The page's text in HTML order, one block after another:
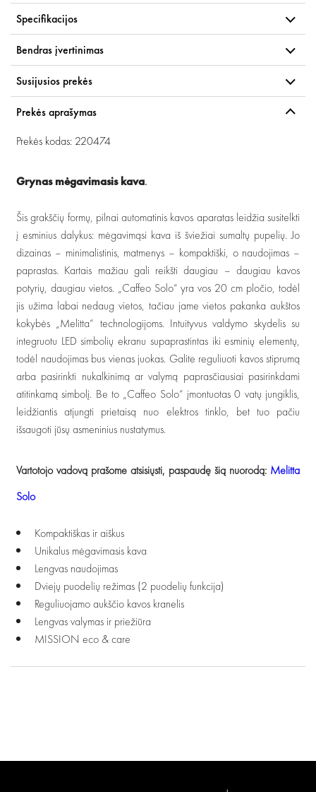
Specifikacijos
Bendras įvertinimas
Susijusios prekės
Prekės aprašymas
Prekės kodas: 220474
Grynas mėgavimasis kava.
Šis grakščių formų, pilnai automatinis kavos aparatas leidžia susitelkti
į esminius dalykus: mėgavimąsi kava iš šviežiai sumaltų pupelių. Jo
dizainas – minimalistinis, matmenys – kompaktiški, o naudojimas –
paprastas. Kartais mažiau gali reikšti daugiau – daugiau kavos
potyrių, daugiau vietos. „Caffeo Solo“ yra vos 20 cm pločio, todėl
jis užima labai nedaug vietos, tačiau jame vietos pakanka aukštos
kokybės „Melitta“ technologijoms. Intuityvus valdymo skydelis su
integruotu LED simbolių ekranu supaprastintas iki esminių elementų,
todėl naudojimas bus vienas juokas. Galite reguliuoti kavos stiprumą
arba pasirinkti nukalkinimą ar valymą paprasčiausiai pasirinkdami
atitinkamą simbolį. Be to „Caffeo Solo“ įmontuotas 0 vatų jungiklis,
leidžiantis atjungti prietaisą nuo elektros tinklo, bet tuo pačiu
išsaugoti jūsų asmeninius nustatymus.
Vartotojo vadovą prašome atsisiųsti, paspaudę šią nuorodą: Melitta
Solo
Kompaktiškas ir aiškus
Unikalus mėgavimasis kava
Lengvas naudojimas
Dviejų puodelių režimas (2 puodelių funkcija)
Reguliuojamo aukščio kavos kranelis
Lengvas valymas ir priežiūra
MISSION eco & care